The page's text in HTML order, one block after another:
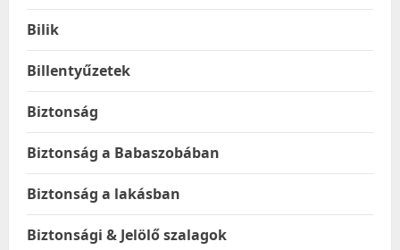
Bilik
Billentyűzetek
Biztonság
Biztonság a Babaszobában
Biztonság a lakásban
Biztonsági & Jelölő szalagok